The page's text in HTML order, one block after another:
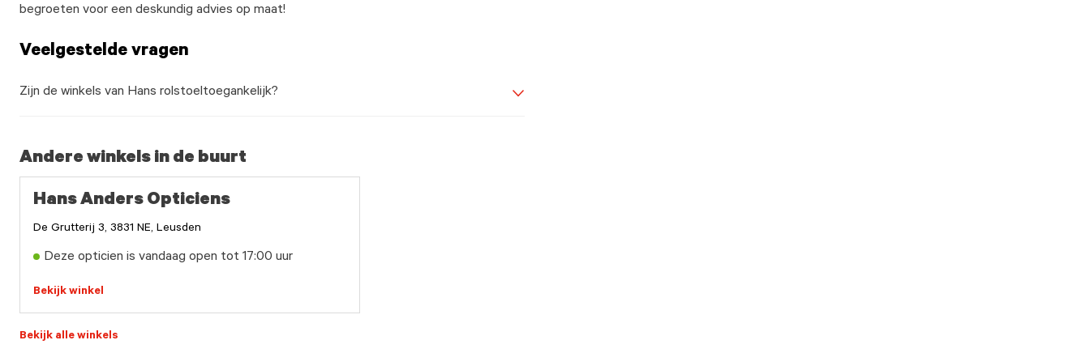
begroeten voor een deskundig advies op maat!
Veelgestelde vragen
Zijn de winkels van Hans rolstoeltoegankelijk?
Andere winkels in de buurt
Hans Anders Opticiens
De Grutterij 3, 3831 NE, Leusden
Deze opticien is vandaag open tot 17:00 uur
Bekijk winkel
Bekijk alle winkels